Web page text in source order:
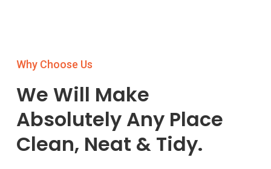
Why Choose Us
We Will Make
Absolutely Any Place
Clean, Neat & Tidy.